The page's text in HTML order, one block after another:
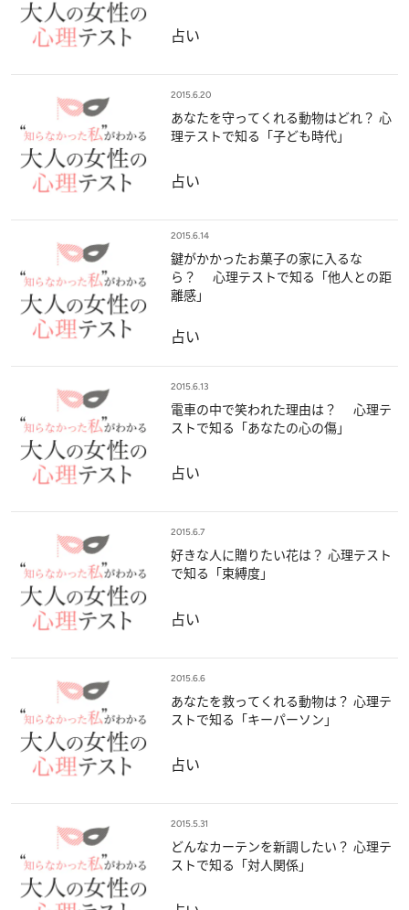
占い
2015.6.20
あなたを守ってくれる動物はどれ？ 心
理テストで知る「子ども時代」
占い
2015.6.14
鍵がかかったお菓子の家に入るな
ら？ 心理テストで知る「他人との距
離感」
占い
2015.6.13
電車の中で笑われた理由は？ 心理テ
ストで知る「あなたの心の傷」
占い
2015.6.7
好きな人に贈りたい花は？ 心理テスト
で知る「束縛度」
占い
2015.6.6
あなたを救ってくれる動物は？ 心理テ
ストで知る「キーパーソン」
占い
2015.5.31
どんなカーテンを新調したい？ 心理テ
ストで知る「対人関係」